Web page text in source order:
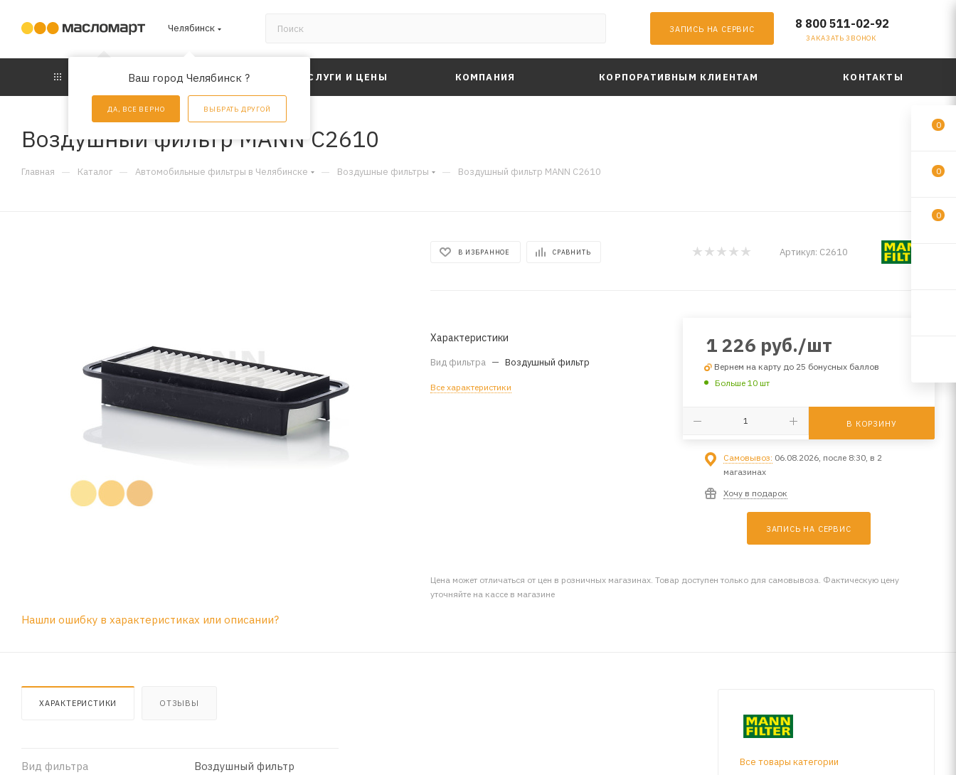
Челябинск
Ваш город Челябинск ?
ДА, ВСЕ ВЕРНО ВЫБРАТЬ ДРУГОЙ
ЗАПИСЬ НА СЕРВИС 8 800 511-02-92
ЗАКАЗАТЬ ЗВОНОК
АКЦИИ УСЛУГИ И ЦЕНЫ КОМПАНИЯ КОРПОРАТИВНЫМ КЛИЕНТАМ КОНТАКТЫ
Воздушный фильтр MANN C2610
Главная — Каталог — Автомобильные фильтры в Челябинске — Воздушные фильтры — Воздушный фильтр MANN C2610
В ИЗБРАННОЕ СРАВНИТЬ Артикул: C2610
Характеристики
Вид фильтра — Воздушный фильтр
Все характеристики
1 226 руб./шт
Вернем на карту до 25 бонусных баллов
Больше 10 шт
В КОРЗИНУ
Самовывоз: 06.08.2026, после 8:30, в 2
магазинах
Хочу в подарок
ЗАПИСЬ НА СЕРВИС
Цена может отличаться от цен в розничных магазинах. Товар доступен только для самовывоза. Фактическую цену
уточняйте на кассе в магазине
Нашли ошибку в характеристиках или описании?
ХАРАКТЕРИСТИКИ ОТЗЫВЫ
Вид фильтра Воздушный фильтр
Все товары категории
0
0
0